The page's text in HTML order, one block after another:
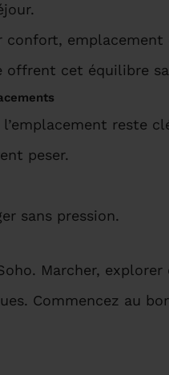
confort,
offrent cet équilibre
reste
peser.
sans pression.
Marcher,
Commencez au